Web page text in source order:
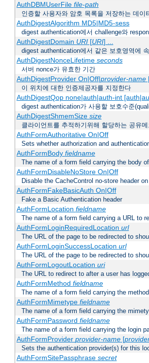
AuthDBMUserFile file-path
인증할 사용자와 암호 목록을 저장하는 데이
AuthDigestAlgorithm MD5|MD5-sess
digest authentication에서 challenge와
AuthDigestDomain URI[URI] ...
digest authentication에서 같은 보호영역에
AuthDigestNonceLifetime seconds
서버 nonce가 유효한 기간
AuthDigestProvider On|Off|provider-name
이 위치에 대한 인증제공자를 지정한다
AuthDigestQop none|auth|auth-int
digest authentication가 사용할 보호수준
AuthDigestShmemSize size
클라이언트를 추적하기위해 할당하는 공유
AuthFormAuthoritative On|Off
Sets whether authorization and
AuthFormBody fieldname
The name of a form field carrying the body
AuthFormDisableNoStore On|Off
Disable the CacheControl no-store header
AuthFormFakeBasicAuth On|Off
Fake a Basic Authentication header
AuthFormLocation fieldname
The name of a form field carrying a URL to
AuthFormLoginRequiredLocation url
The URL of the page to be redirected to
AuthFormLoginSuccessLocation url
The URL of the page to be redirected to
AuthFormLogoutLocation uri
The URL to redirect to after a user has
AuthFormMethod fieldname
The name of a form field carrying the
AuthFormMimetype fieldname
The name of a form field carrying the
AuthFormPassword fieldname
The name of a form field carrying the login
AuthFormProvider provider-name[
Sets the authentication provider(s) for this
AuthFormSitePassphrase secret